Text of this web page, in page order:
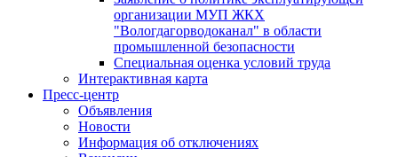
организации МУП ЖКХ
"Вологдагорводоканал" в области
промышленной безопасности
Специальная оценка условий труда
Интерактивная карта
Пресс-центр
Объявления
Новости
Информация об отключениях